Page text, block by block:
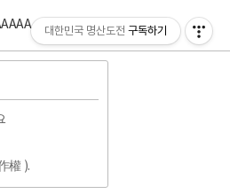
ZZZZZZZZ
權 ).
바
대한민국 명산도전 구독하기